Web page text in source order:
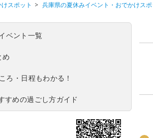
スポット 兵庫県の夏休みイベント・おでかけスポ
ベント一覧
め
ろ・日程もわかる！
すめの過ごし方ガイド